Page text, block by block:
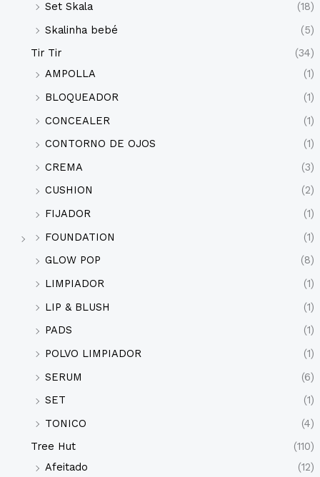
Set Skala
(18)
Skalinha bebé
(5)
Tir Tir
(34)
AMPOLLA
(1)
BLOQUEADOR
(1)
CONCEALER
(1)
CONTORNO DE OJOS
(1)
CREMA
(3)
CUSHION
(2)
FIJADOR
(1)
FOUNDATION
(1)
GLOW POP
(8)
LIMPIADOR
(1)
LIP & BLUSH
(1)
PADS
(1)
POLVO LIMPIADOR
(1)
SERUM
(6)
SET
(1)
TONICO
(4)
Tree Hut
(110)
Afeitado
(12)